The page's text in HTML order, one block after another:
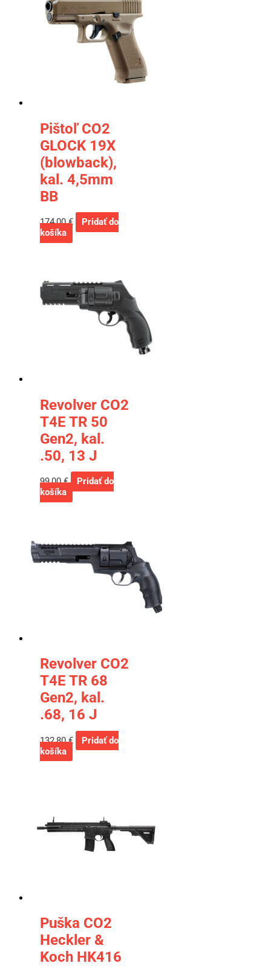
Pištoľ CO2
GLOCK 19X
(blowback),
kal. 4,5mm
BB
174,00€
Pridať do
košíka
Revolver CO2
T4E TR 50
Gen2, kal.
.50, 13 J
99,00€
Pridať do
košíka
Revolver CO2
T4E TR 68
Gen2, kal.
.68, 16 J
132,80€
Pridať do
košíka
Puška CO2
Heckler &
Koch HK416